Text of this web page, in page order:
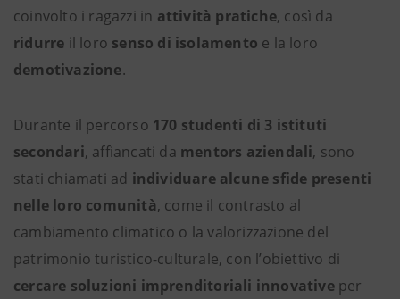
coinvolto i ragazzi in attività pratiche, così da
ridurre il loro senso di isolamento e la loro
demotivazione.
Durante il percorso 170 studenti di 3 istituti
secondari, affiancati da mentors aziendali, sono
stati chiamati ad individuare alcune sfide presenti
nelle loro comunità, come il contrasto al
cambiamento climatico o la valorizzazione del
patrimonio turistico-culturale, con l’obiettivo di
cercare soluzioni imprenditoriali innovativeper